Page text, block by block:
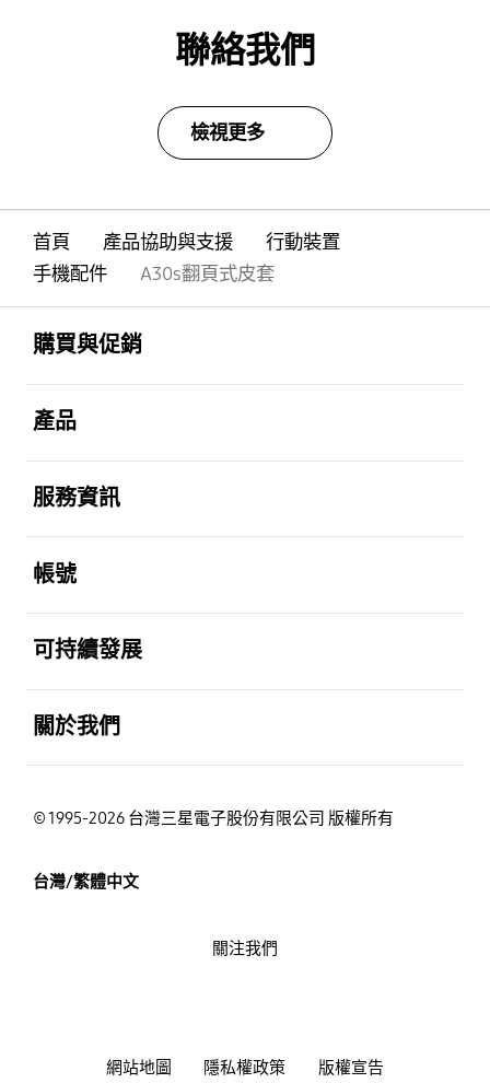
聯絡我們
檢視更多
首頁 產品協助與支援
行動裝置
手機配件
A30s翻頁式皮套
購買與促銷
產品
服務資訊
帳號
可持續發展
關於我們
© 1995-2026 台灣三星電子股份有限公司 版權所有
台灣/繁體中文
網站地圖 隱私權政策 版權宣告
關注我們